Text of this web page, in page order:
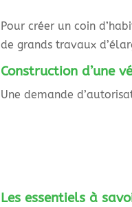
Pour créer un coin
de grands travaux
Construction d’une
Une demande
Les essentiels à